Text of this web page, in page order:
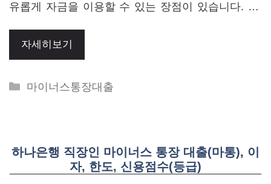
유롭게 자금을 이용할 수 있는 장점이 있습니다. …
자세히보기
Categories
마이너스통장대출
하나은행 직장인 마이너스 통장 대출(마통), 이
자, 한도, 신용점수(등급)